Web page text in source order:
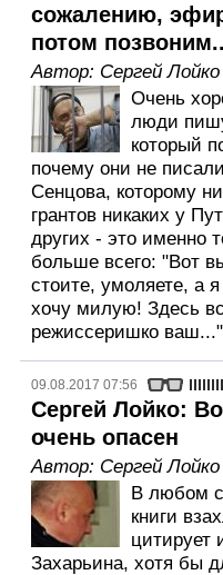
сожалению,
потом
Автор: Сергей Лойко
Очень
люди
который
почему они не
Сенцова, которому
грантов никаких у
других - это именно
больше всего: "Вот
стоите, умоляете, а
хочу милую! Здесь
режиссеришко ваш..."
09.08.2017 07:56
Сергей Лойко:
очень опасен
Автор: Сергей Лойко
В любом
книги
цитирует
Захарьина, хотя бы